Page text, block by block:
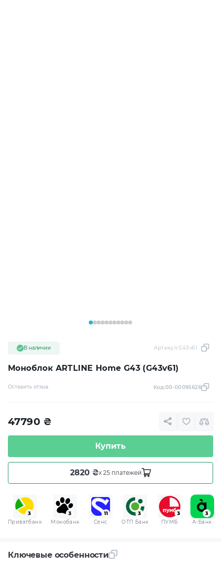
Моноблок ARTLINE Home G43 (G43v61)
В наличии Артикул:G43v61
Оставить отзыв Код:00-00095626
47790 ₴
Купить
2820 ₴x 25 платежей
Приватбанк Монобанк Сенс ОТП Банк ПУМБ A-Банк
Ключевые особенности